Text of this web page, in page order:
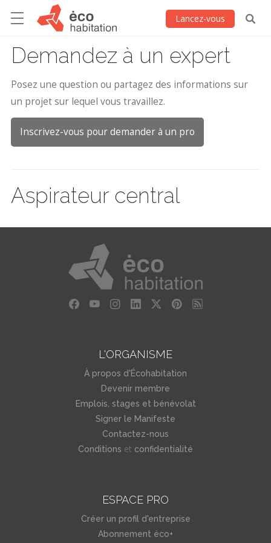
Lancez-vous
Demandez à un expert
Posez une question ou partagez des informations sur
un projet sur lequel vous travaillez.
Inscrivez-vous pour demander à un pro
Aspirateur central
L'ORGANISME
À propos d'Écohabitation
Devenir membre
Emplois, stages et bénévolat
Signer le Manifeste
Contactez-nous
Conditions et confidentialité
ESPACE PRO
Créer un profil d'entreprise
Abonnement éco+